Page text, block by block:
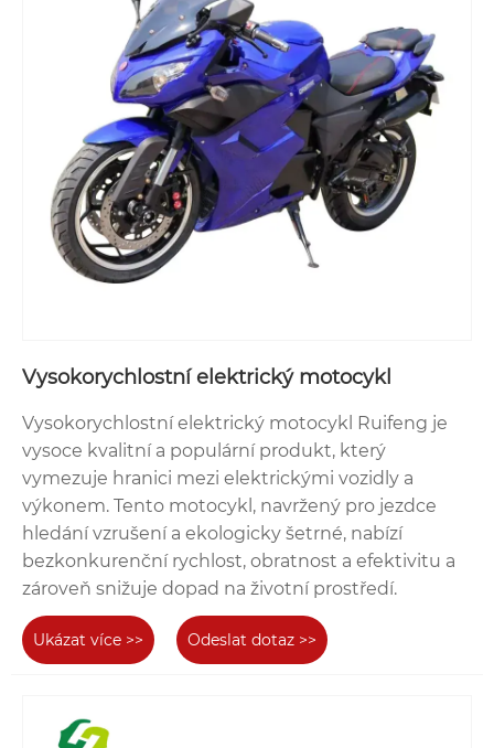
Vysokorychlostní elektrický motocykl
Vysokorychlostní elektrický motocykl Ruifeng je
vysoce kvalitní a populární produkt, který
vymezuje hranici mezi elektrickými vozidly a
výkonem. Tento motocykl, navržený pro jezdce
hledání vzrušení a ekologicky šetrné, nabízí
bezkonkurenční rychlost, obratnost a efektivitu a
zároveň snižuje dopad na životní prostředí.
Ukázat více >> Odeslat dotaz >>